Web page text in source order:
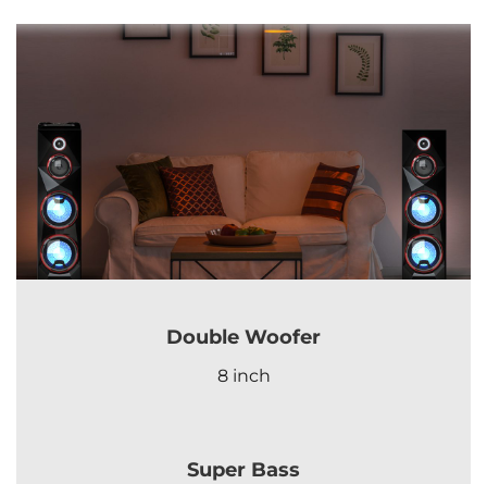
Double Woofer
8 inch
Super Bass